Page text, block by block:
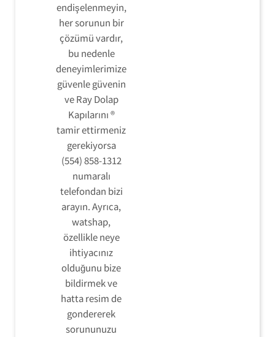
endişelenmeyin,
her sorunun bir
çözümü vardır,
bu nedenle
deneyimlerimize
güvenle güvenin
ve Ray Dolap
Kapılarını ®
tamir ettirmeniz
gerekiyorsa
(554) 858-1312
numaralı
telefondan bizi
arayın. Ayrıca,
watshap,
özellikle neye
ihtiyacınız
olduğunu bize
bildirmek ve
hatta resim de
gondererek
sorununuzu